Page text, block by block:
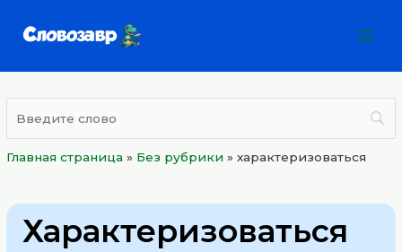
Главная страница » Без рубрики »характеризоваться
Характеризоваться